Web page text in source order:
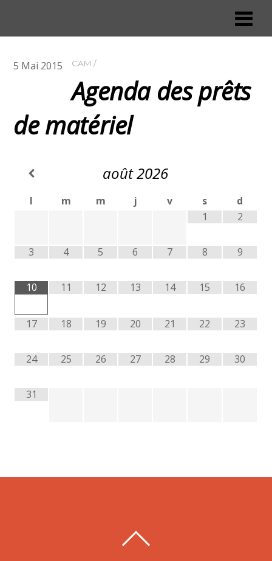
5 Mai 2015 CAM
Agenda des prêts
de matériel
août2026
l m m j v s
d
1
2
3 4 5 6 7 8 9
10 11 12 13 14 15 16
17 18 19 20 21 22 23
24 25 26 27 28 29 30
31